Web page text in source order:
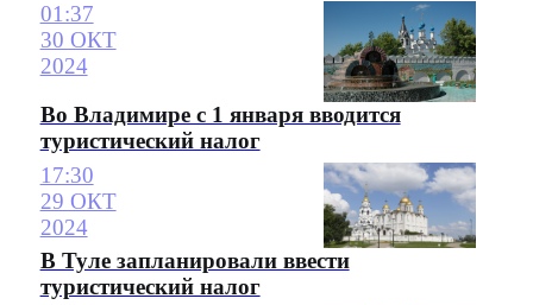
01:37
30 ОКТ
2024
Во Владимире с 1 января вводится
туристический налог
17:30
29 ОКТ
2024
В Туле запланировали ввести
туристический налог